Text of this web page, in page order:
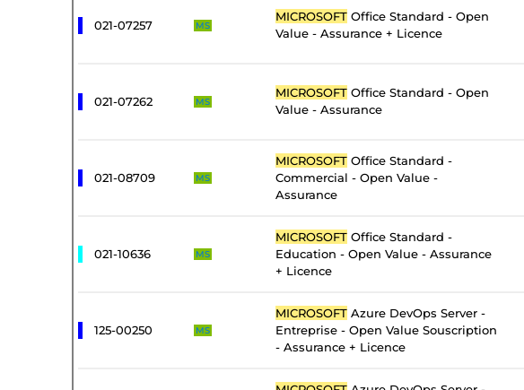
021-07257 MS
MICROSOFT Office Standard - Open
Value - Assurance + Licence
021-07262 MS
MICROSOFT Office Standard - Open
Value - Assurance
021-08709 MS
MICROSOFT Office Standard -
Commercial - Open Value -
Assurance
021-10636 MS
MICROSOFT Office Standard -
Education - Open Value - Assurance
+ Licence
125-00250 MS
MICROSOFT Azure DevOps Server -
Entreprise - Open Value Souscription
- Assurance + Licence